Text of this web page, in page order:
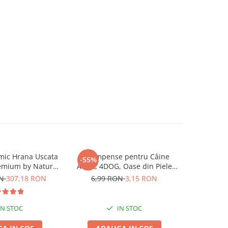
Hrana Uscata
by Nature
2x15kg
307,18 RON
STOC
-55%
Recompense pentru Câine
Adult, 4DOG, Oase din Piele
Presată, 8.5cm, 3 bucăți
6,99 RON3,15 RON
IN STOC